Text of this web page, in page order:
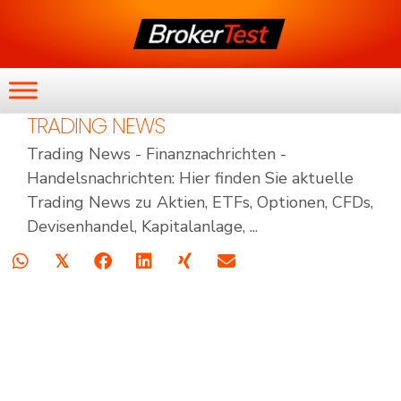
TRADING NEWS
Trading News - Finanznachrichten -
Handelsnachrichten: Hier finden Sie aktuelle
Trading News zu Aktien, ETFs, Optionen, CFDs,
Devisenhandel, Kapitalanlage, ...
𝕏